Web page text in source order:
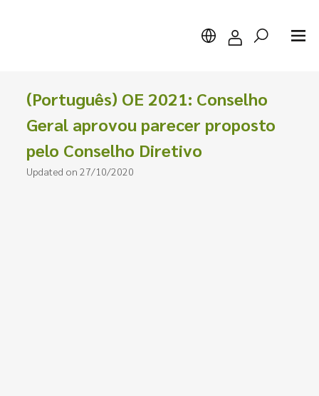
Search
(Português) OE 2021: Conselho
Geral aprovou parecer proposto
pelo Conselho Diretivo
Updated on 27/10/2020